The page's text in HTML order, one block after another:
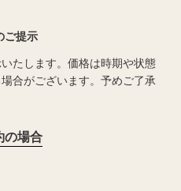
ご提示
たします。価格は時期や状態
合がございます。予めご了承
の場合